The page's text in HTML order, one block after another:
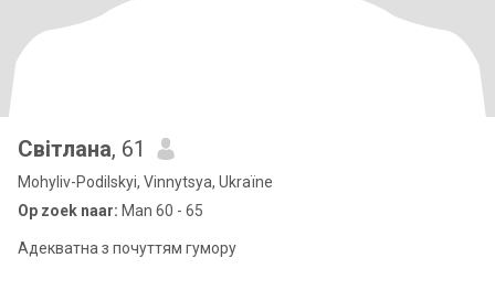
Світлана, 61
Mohyliv-Podilskyi, Vinnytsya, Ukraïne
Op zoek naar: Man 60 - 65
Адекватна з почуттям гумору